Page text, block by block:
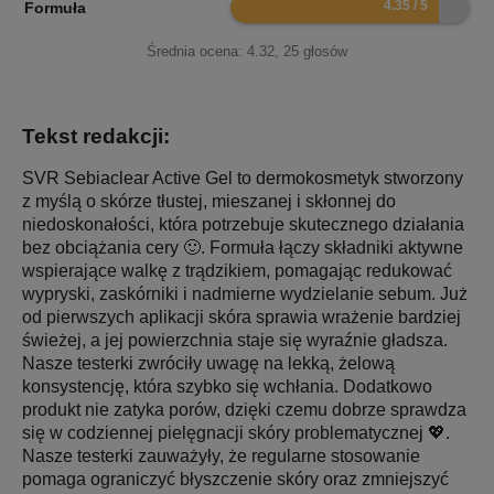
Formuła
Średnia ocena: 4.32 25 głosów
Tekst redakcji:
SVR Sebiaclear Active Gel to dermokosmetyk stworzony
z myślą o skórze tłustej, mieszanej i skłonnej do
niedoskonałości, która potrzebuje skutecznego działania
bez obciążania cery 🙂. Formuła łączy składniki aktywne
wspierające walkę z trądzikiem, pomagając redukować
wypryski, zaskórniki i nadmierne wydzielanie sebum. Już
od pierwszych aplikacji skóra sprawia wrażenie bardziej
świeżej, a jej powierzchnia staje się wyraźnie gładsza.
Nasze testerki zwróciły uwagę na lekką, żelową
konsystencję, która szybko się wchłania. Dodatkowo
produkt nie zatyka porów, dzięki czemu dobrze sprawdza
się w codziennej pielęgnacji skóry problematycznej 💖.
Nasze testerki zauważyły, że regularne stosowanie
pomaga ograniczyć błyszczenie skóry oraz zmniejszyć